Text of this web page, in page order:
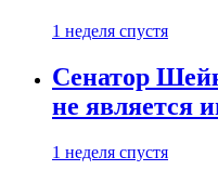
1 неделя спустя
Сенатор
не является
1 неделя спустя